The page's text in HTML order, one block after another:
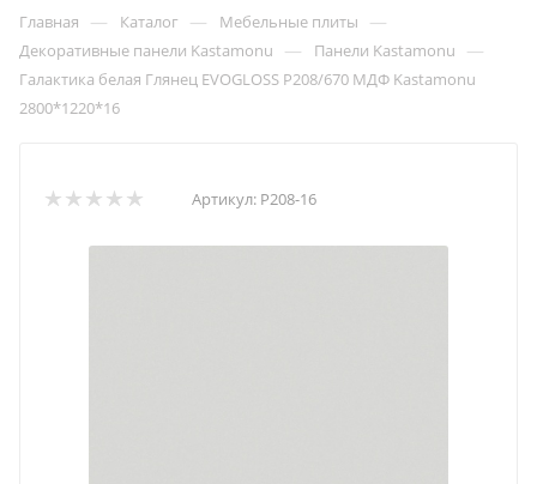
Главная — Каталог — Мебельные плиты —
Декоративные панели Kastamonu — Панели Kastamonu —
Галактика белая Глянец EVOGLOSS Р208/670 МДФ Kastamonu
2800*1220*16
Артикул: Р208-16